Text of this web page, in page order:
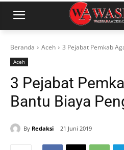
Beranda Aceh 3 Pejabat Pemkab
Aceh
3 Pejabat
Bantu Biaya
By Redaksi 21 Juni 2019